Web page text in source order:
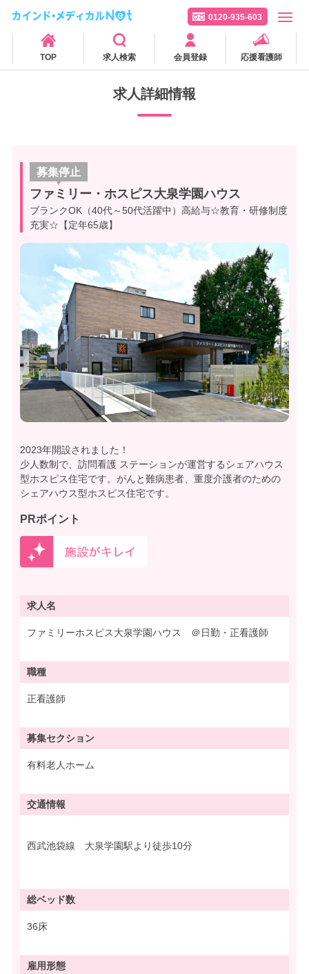
0120-935-603
TOP 求人検索 会員登録 応援看護師
求人詳細情報
募集停止
ファミリー・ホスピス大泉学園ハウス
ブランクOK（40代～50代活躍中）高給与☆教育・研修制度
充実☆【定年65歳】
2023年開設されました！
少人数制で、訪問看護 ステーションが運営するシェアハウス
型ホスピス住宅です。がんと難病患者、重度介護者のための
シェアハウス型ホスピス住宅です。
PRポイント
求人名
ファミリーホスピス大泉学園ハウス ＠日勤・正看護師
職種
正看護師
募集セクション
有料老人ホーム
交通情報
西武池袋線 大泉学園駅より徒歩10分
総ベッド数
36床
雇用形態